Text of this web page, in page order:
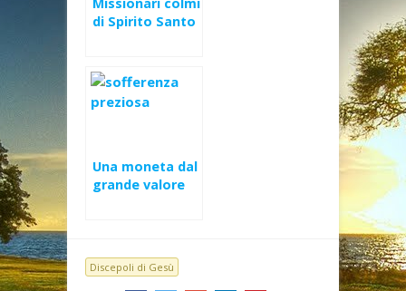
di Spirito Santo
Una moneta dal
grande valore
Discepoli di Gesù